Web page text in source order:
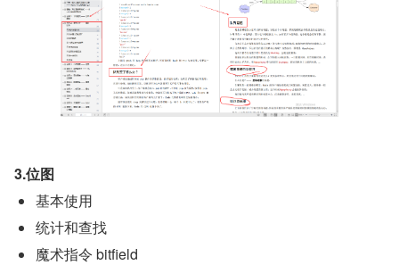
3.位图
基本使用
统计和查找
魔术指令 bitfield